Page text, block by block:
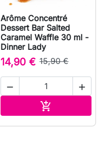
Arôme Concentré
Dessert Bar Salted
Caramel Waffle 30 ml -
Dinner Lady
14,90 € 15,90 €
 
